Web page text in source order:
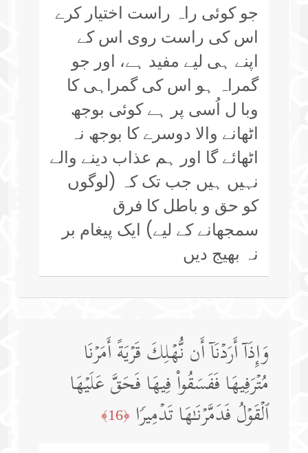
جو کوئی راہ راست اختیار کرے
اس کی راست روی اس کے
اپنے ہی لیے مفید ہے، اور جو
گمراہ ہو اس کی گمراہی کا
وبا ل اُسی پر ہے کوئی بوجھ
اٹھانے والا دوسرے کا بوجھ نہ
اٹھائے گا اور ہم عذاب دینے والے
نہیں ہیں جب تک کہ (لوگوں
کو حق و باطل کا فرق
سمجھانے کے لیے) ایک پیغام بر
نہ بھیج دیں
وَإِذَاۤ أَرَدۡنَاۤ أَن نُّهۡلِكَ قَرۡیَةً أَمَرۡنَا
مُتۡرَفِیهَا فَفَسَقُوا۟ فِیهَا فَحَقَّ عَلَیۡهَا
ٱلۡقَوۡلُ فَدَمَّرۡنَـٰهَا تَدۡمِیرࣰا ﴿16﴾